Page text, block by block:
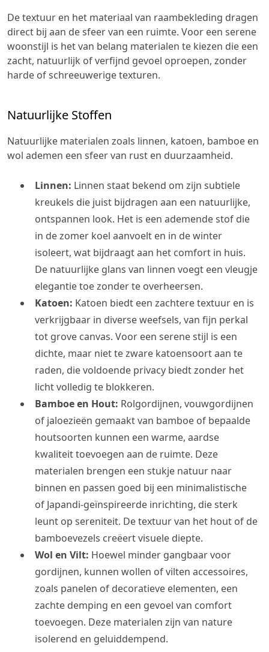
De textuur en het materiaal van raambekleding dragen
direct bij aan de sfeer van een ruimte. Voor een serene
woonstijl is het van belang materialen te kiezen die een
zacht, natuurlijk of verfijnd gevoel oproepen, zonder
harde of schreeuwerige texturen.
Natuurlijke Stoffen
Natuurlijke materialen zoals linnen, katoen, bamboe en
wol ademen een sfeer van rust en duurzaamheid.
Linnen: Linnen staat bekend om zijn subtiele
kreukels die juist bijdragen aan een natuurlijke,
ontspannen look. Het is een ademende stof die
in de zomer koel aanvoelt en in de winter
isoleert, wat bijdraagt aan het comfort in huis.
De natuurlijke glans van linnen voegt een vleugje
elegantie toe zonder te overheersen.
Katoen: Katoen biedt een zachtere textuur en is
verkrijgbaar in diverse weefsels, van fijn perkal
tot grove canvas. Voor een serene stijl is een
dichte, maar niet te zware katoensoort aan te
raden, die voldoende privacy biedt zonder het
licht volledig te blokkeren.
Bamboe en Hout: Rolgordijnen, vouwgordijnen
of jaloezieën gemaakt van bamboe of bepaalde
houtsoorten kunnen een warme, aardse
kwaliteit toevoegen aan de ruimte. Deze
materialen brengen een stukje natuur naar
binnen en passen goed bij een minimalistische
of Japandi-geïnspireerde inrichting, die sterk
leunt op sereniteit. De textuur van het hout of de
bamboevezels creëert visuele diepte.
Wol en Vilt: Hoewel minder gangbaar voor
gordijnen, kunnen wollen of vilten accessoires,
zoals panelen of decoratieve elementen, een
zachte demping en een gevoel van comfort
toevoegen. Deze materialen zijn van nature
isolerend en geluiddempend.